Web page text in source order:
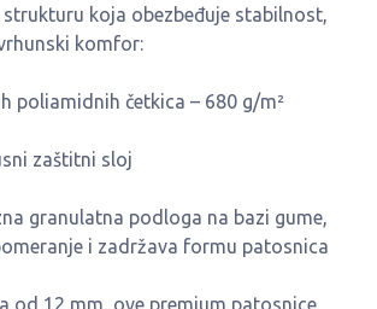
koja obezbeđuje stabilnost,
komfor:
poliamidnih četkica – 680 g/m²
zaštitni sloj
granulatna podloga na bazi gume,
i zadržava formu patosnica
od 12 mm, ove premium patosnice